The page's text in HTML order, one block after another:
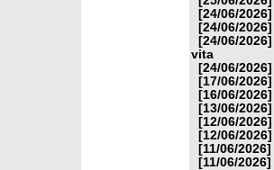
[24/06/2026]
[24/06/2026]
[24/06/2026]
vita
[24/06/2026]
[17/06/2026]
[16/06/2026]
[13/06/2026]
[12/06/2026]
[12/06/2026]
[11/06/2026]
[11/06/2026]